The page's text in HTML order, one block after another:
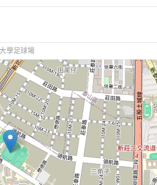
學足球場